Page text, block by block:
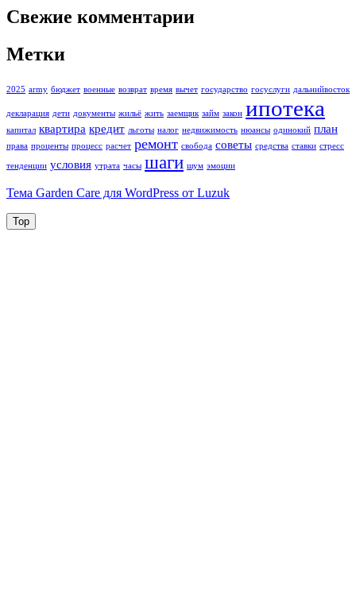
Свежие комментарии
Метки
2025 army бюджет военные возврат время вычет государство госуслуги дальнийвосток
декларация дети документы жильё жить заемщик займ закон ипотека
капитал квартира кредит льготы налог недвижимость нюансы одинокий план
права проценты процесс расчет ремонт свобода советы средства ставки стресс
тенденции условия утрата часы шаги шум эмоции
Тема Garden Care для WordPress от Luzuk
Top